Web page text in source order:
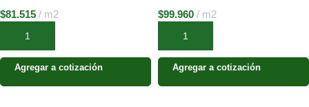
$81.515 m2
Añadir al carrito
Agregar a cotización
$99.960 m2
Añadir al carrito
Agregar a cotización